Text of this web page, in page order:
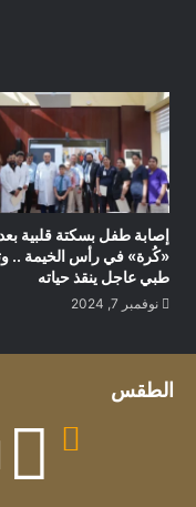
إصابة طفل بسكتة قلبية بعد
«كُرة» في رأس الخيمة ..
طبي عاجل ينقذ حياته
نوفمبر 7, 2024
الطقس